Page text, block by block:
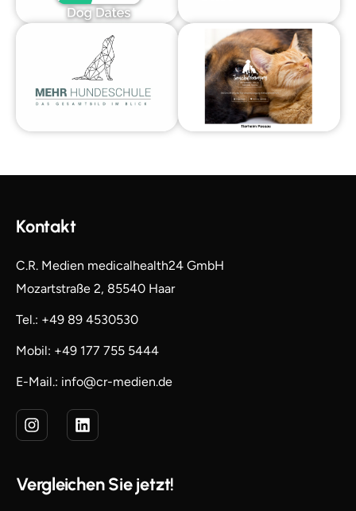
Kontakt
C.R. Medien medicalhealth24 GmbH
Mozartstraße 2, 85540 Haar
Tel.: +49 89 4530530
Mobil: +49 177 755 5444
E-Mail.: info@cr-medien.de
Vergleichen Sie jetzt!